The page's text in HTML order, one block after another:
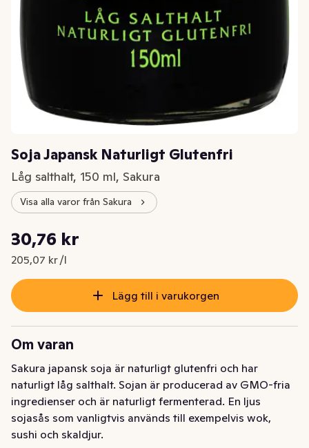
Soja Japansk Naturligt Glutenfri
Låg salthalt, 150 ml, Sakura
Visa alla varor från Sakura
Nuvarande pris är: 30,76 kr
30,76 kr
205,07 kr /l
Styckpris: 205,07 kr /l
Lägg till i varukorgen
Om varan
Sakura japansk soja är naturligt glutenfri och har
naturligt låg salthalt. Sojan är producerad av GMO-fria
ingredienser och är naturligt fermenterad. En ljus
sojasås som vanligtvis används till exempelvis wok,
sushi och skaldjur.